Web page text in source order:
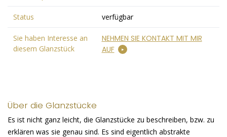
Status verfügbar
Sie haben Interesse an
diesem Glanzstück
NEHMEN SIE KONTAKT MIT MIR
AUF
Über die Glanzstücke
Es ist nicht ganz leicht, die Glanzstücke zu beschreiben, bzw. zu
erklären was sie genau sind. Es sind eigentlich abstrakte